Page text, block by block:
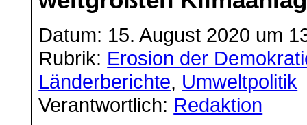
Datum: 15. August 2020 um
Rubrik: Erosion der
Länderberichte, Umweltpolitik
Verantwortlich: Redaktion